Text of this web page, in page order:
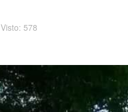
Visto: 578